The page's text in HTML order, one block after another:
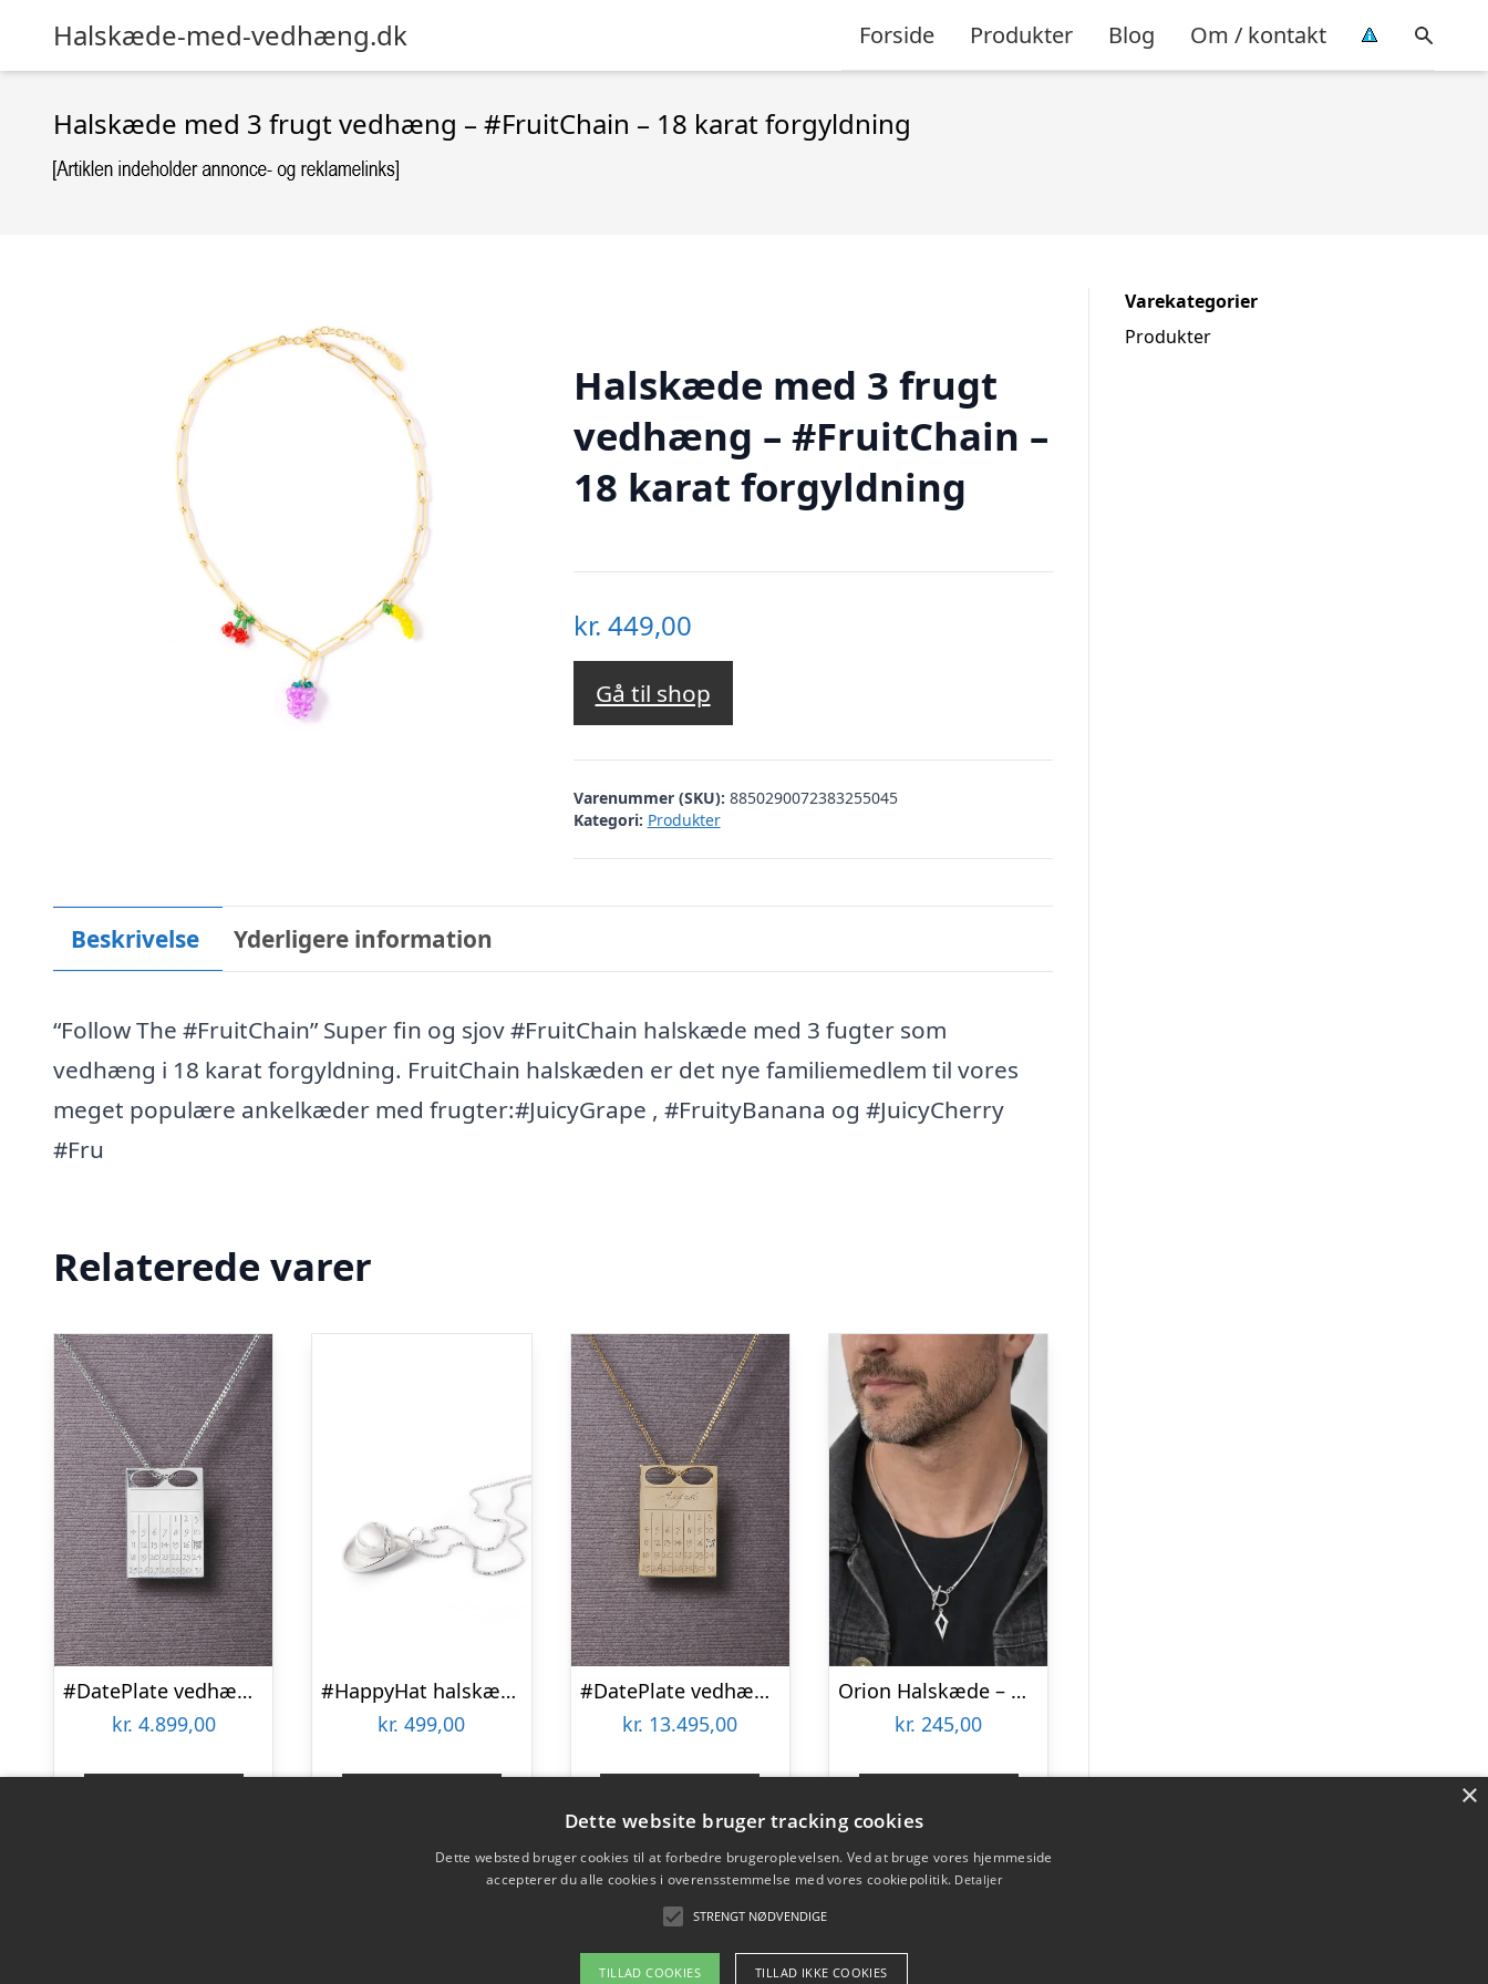
Halskæde-med-vedhæng.dk Forside Produkter Blog Om / kontakt
Halskæde med 3 frugt vedhæng – #FruitChain – 18 karat forgyldning
Halskæde med 3 frugt
vedhæng – #FruitChain –
18 karat forgyldning
kr. 449,00
Gå til shop
Varenummer (SKU): 8850290072383255045
Kategori: Produkter
Beskrivelse Yderligere information
“Follow The #FruitChain” Super fin og sjov #FruitChain halskæde med 3 fugter som
vedhæng i 18 karat forgyldning. FruitChain halskæden er det nye familiemedlem til vores
meget populære ankelkæder med frugter:#JuicyGrape , #FruityBanana og #JuicyCherry
#Fru
Relaterede varer
#DatePlate vedhæng og halskæde uden måned 70 cm – Sterling sølv med diamant
kr. 4.899,00
#HappyHat halskæde 50 cm – Hat med fjer vedhæng – Sterling Forsølvet
kr. 499,00
#DatePlate vedhæng og halskæde 50 CM – 14 karat guld med diamant
kr. 13.495,00
Gå til shop
Orion Halskæde – Herre Halskæde i Rustfrit Stål med Vedhæng
kr. 245,00
Gå til shop
Varekategorier
Produkter
×
Dette website bruger tracking cookies
Dette websted bruger cookies til at forbedre brugeroplevelsen. Ved at bruge vores hjemmeside
accepterer du alle cookies i overensstemmelse med vores cookiepolitik. Detaljer
STRENGT NØDVENDIGE
TILLAD COOKIES TILLAD IKKE COOKIES